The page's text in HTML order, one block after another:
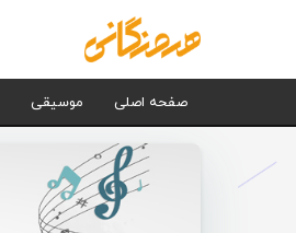
صفحه اصلی موسیقی